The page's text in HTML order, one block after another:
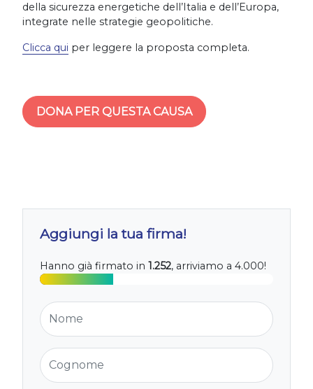
della sicurezza energetiche dell’Italia e dell’Europa,
integrate nelle strategie geopolitiche.
Clicca qui per leggere la proposta completa.
DONA PER QUESTA CAUSA
Aggiungi la tua firma!
Hanno già firmato in 1.252, arriviamo a 4.000!
Nome
Cognome